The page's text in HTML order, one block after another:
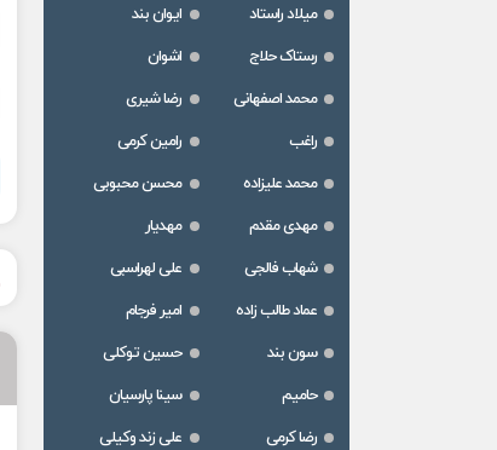
میلاد راستاد
ایوان بند
رستاک حلاج
اشوان
محمد اصفهانی
رضا شیری
راغب
رامین کرمی
محمد علیزاده
محسن محبوبی
مهدی مقدم
مهدیار
شهاب فالجی
علی لهراسبی
عماد طالب زاده
امیر فرجام
سون بند
حسین توکلی
حامیم
سینا پارسیان
رضا کرمی
علی زند وکیلی